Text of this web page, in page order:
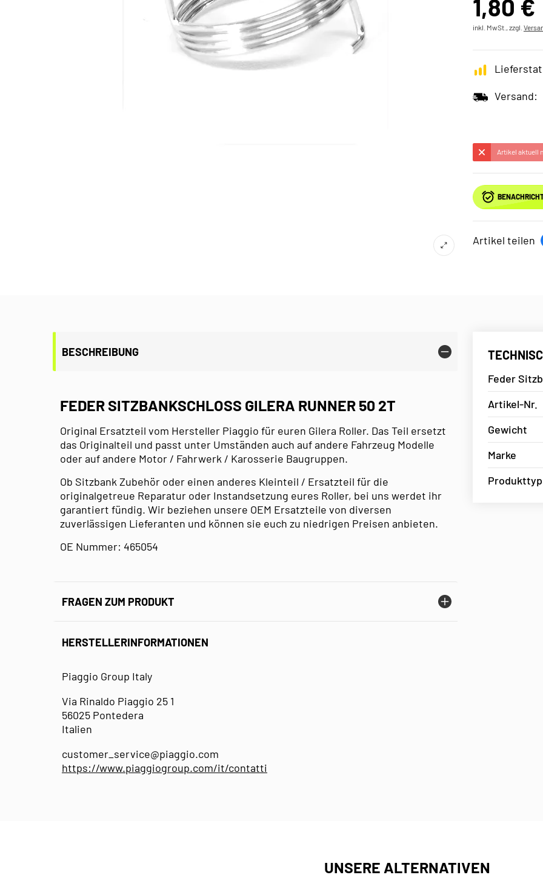
1,80 €
inkl. MwSt., zzgl.
Versand:
Artikel aktuell
Artikel teilen
BESCHREIBUNG
FEDER SITZBANKSCHLOSS GILERA RUNNER 50 2T
Original Ersatzteil vom Hersteller Piaggio für euren Gilera Roller. Das Teil ersetzt
das Originalteil und passt unter Umständen auch auf andere Fahrzeug Modelle
oder auf andere Motor / Fahrwerk / Karosserie Baugruppen.
Ob Sitzbank Zubehör oder einen anderes Kleinteil / Ersatzteil für die
originalgetreue Reparatur oder Instandsetzung eures Roller, bei uns werdet ihr
garantiert fündig. Wir beziehen unsere OEM Ersatzteile von diversen
zuverlässigen Lieferanten und können sie euch zu niedrigen Preisen anbieten.
OE Nummer: 465054
FRAGEN ZUM PRODUKT
HERSTELLERINFORMATIONEN
Piaggio Group Italy
Via Rinaldo Piaggio 25 1
56025 Pontedera
Italien
customer_service@piaggio.com
https://www.piaggiogroup.com/it/contatti
Feder
Artikel-Nr.
Gewicht
Marke
Produkttyp
UNSERE ALTERNATIVEN